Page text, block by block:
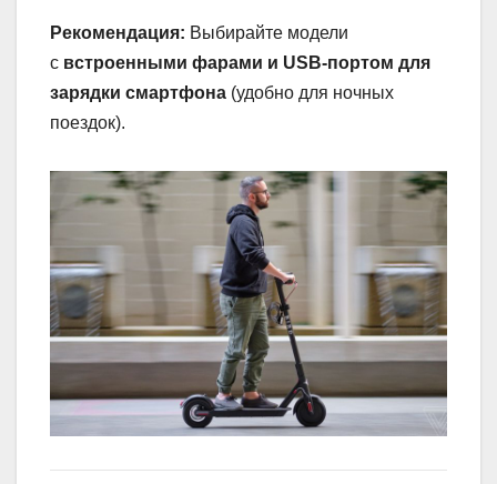
Рекомендация: Выбирайте модели
с встроенными фарами и USB-портом для
зарядки смартфона (удобно для ночных
поездок).